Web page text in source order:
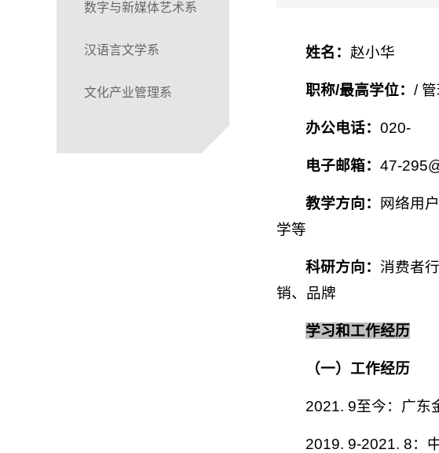
数字与新媒体艺术系
汉语言文学系
文化产业管理系
姓名： 赵小华
职称/最高学位：/
办公电话：020-
电子邮箱：47-
教学方向：
网络用
学等
科研方向： 消费者
销、品牌
学习和工作经历
（一）工作经历
2021. 9至今：广东
2019. 9-2021. 8：